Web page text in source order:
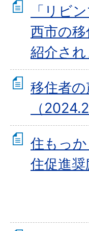
「リビ
西市の
紹介さ
移住者の
（
住もっ
住促進奨